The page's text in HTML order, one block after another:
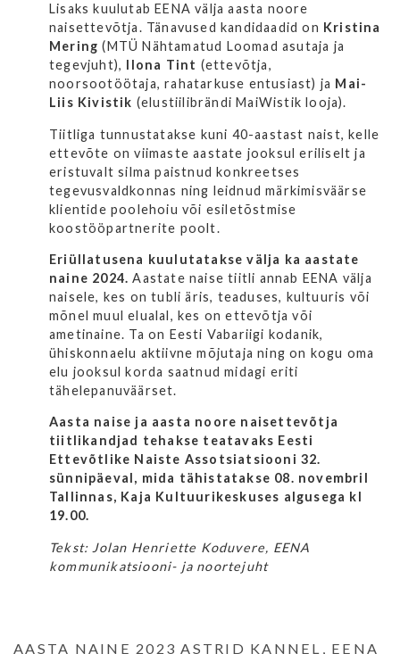
Lisaks kuulutab EENA välja aasta noore
naisettevõtja. Tänavused kandidaadid on Kristina
Mering (MTÜ Nähtamatud Loomad asutaja ja
tegevjuht), Ilona Tint (ettevõtja,
noorsootöötaja, rahatarkuse entusiast) ja Mai-
Liis Kivistik (elustiilibrändi MaiWistik looja).
Tiitliga tunnustatakse kuni 40-aastast naist, kelle
ettevõte on viimaste aastate jooksul eriliselt ja
eristuvalt silma paistnud konkreetses
tegevusvaldkonnas ning leidnud märkimisväärse
klientide poolehoiu või esiletõstmise
koostööpartnerite poolt.
Eriüllatusena kuulutatakse välja ka aastate
naine 2024. Aastate naise tiitli annab EENA välja
naisele, kes on tubli äris, teaduses, kultuuris või
mõnel muul elualal, kes on ettevõtja või
ametinaine. Ta on Eesti Vabariigi kodanik,
ühiskonnaelu aktiivne mõjutaja ning on kogu oma
elu jooksul korda saatnud midagi eriti
tähelepanuväärset.
Aasta naise ja aasta noore naisettevõtja
tiitlikandjad tehakse teatavaks Eesti
Ettevõtlike Naiste Assotsiatsiooni 32.
sünnipäeval, mida tähistatakse 08. novembril
Tallinnas, Kaja Kultuurikeskuses algusega kl
19.00.
Tekst: Jolan Henriette Koduvere, EENA
kommunikatsiooni- ja noortejuht
AASTA NAINE 2023 ASTRID KANNEL, EENA